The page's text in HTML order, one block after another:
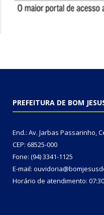
PREFEITURA DE BOM
End.: Av. Jarbas Passarinho,
CEP: 68525-000
Fone: (94) 3341-1125
E-mail:
Horário de atendimento: